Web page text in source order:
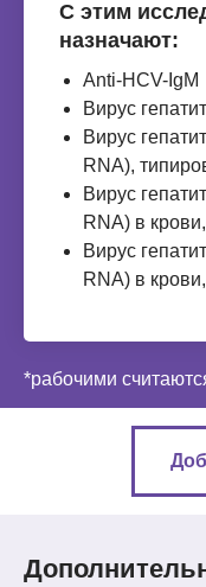
С этим
назначают:
Anti-HСV-IgМ
Вирус
Вирус
RNA),
Вирус
RNA) в
Вирус
RNA) в
*рабочими